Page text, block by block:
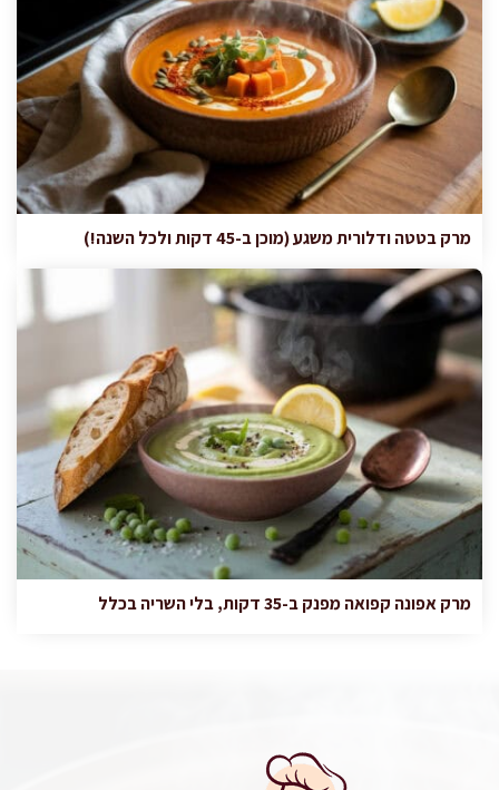
מרק בטטה ודלורית משגע (מוכן ב-45 דקות ולכל השנה!)
מרק אפונה קפואה מפנק ב-35 דקות, בלי השריה בכלל